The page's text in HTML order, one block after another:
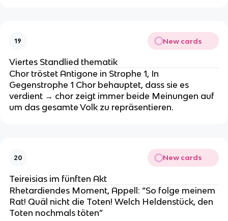
19 New cards
Viertes Standlied thematik
Chor tröstet Antigone in Strophe 1, In
Gegenstrophe 1 Chor behauptet, dass sie es
verdient → chor zeigt immer beide Meinungen auf
um das gesamte Volk zu repräsentieren.
20 New cards
Teireisias im fünften Akt
Rhetardiendes Moment, Appell: “So folge meinem
Rat! Quäl nicht die Toten! Welch Heldenstück, den
Toten nochmals töten”